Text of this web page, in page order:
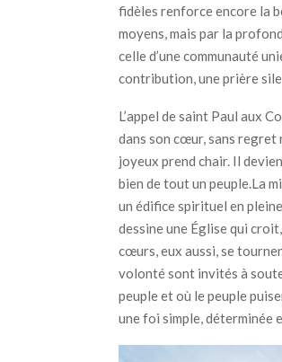
fidèles renforce encore la
moyens, mais par la
celle d’une communauté
contribution, une prière
L’appel de saint Paul aux
dans son cœur, sans regret
joyeux prend chair. Il
bien de tout un peuple.La
un édifice spirituel en
dessine une Église qui
cœurs, eux aussi, se
volonté sont invités à
peuple et où le peuple
une foi simple, déterminée